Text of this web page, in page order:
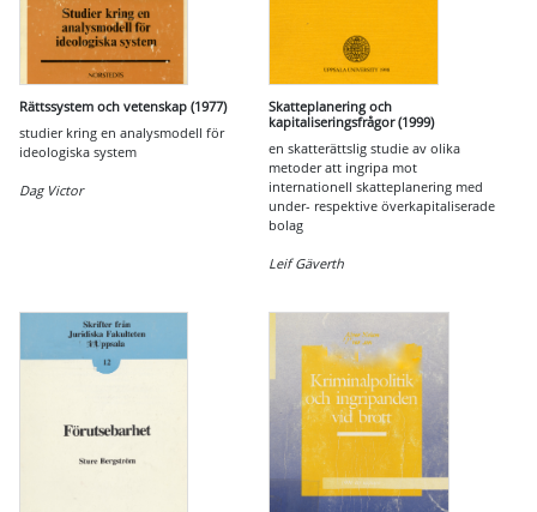
Rättssystem och vetenskap (1977)
studier kring en analysmodell för
ideologiska system
Dag Victor
Skatteplanering och
kapitaliseringsfrågor (1999)
en skatterättslig studie av olika
metoder att ingripa mot
internationell skatteplanering med
under- respektive överkapitaliserade
bolag
Leif Gäverth